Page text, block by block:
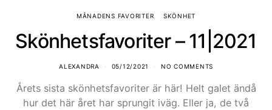
MÅNADENS FAVORITER SKÖNHET
Skönhetsfavoriter – 11|2021
ALEXANDRA 05/12/2021 NO COMMENTS
Årets sista skönhetsfavoriter är här! Helt galet ändå
hur det här året har sprungit iväg. Eller ja, de två